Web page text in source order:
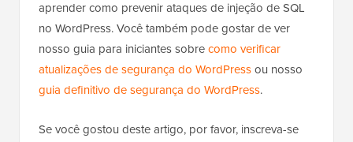
aprender como prevenir ataques de injeção de SQL
no WordPress. Você também pode gostar de ver
nosso guia para iniciantes sobrecomo verificar
atualizações de segurança do WordPressou nosso
guia definitivo de segurança do WordPress.
Se você gostou deste artigo, por favor, inscreva-se